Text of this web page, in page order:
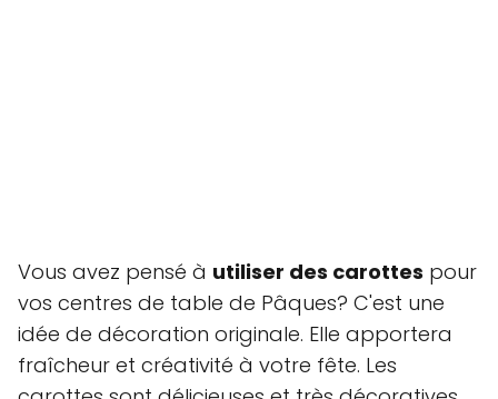
Vous avez pensé à utiliser des carottes pour
vos centres de table de Pâques? C'est une
idée de décoration originale. Elle apportera
fraîcheur et créativité à votre fête. Les